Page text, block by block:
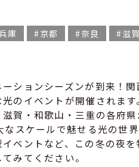
庫 京都 奈良 滋賀
ションシーズンが到来！
のイベントが開催されます。
賀・和歌山・三重の各府
スケールで魅せる光の世
ベントなど、この冬の夜
みてください。